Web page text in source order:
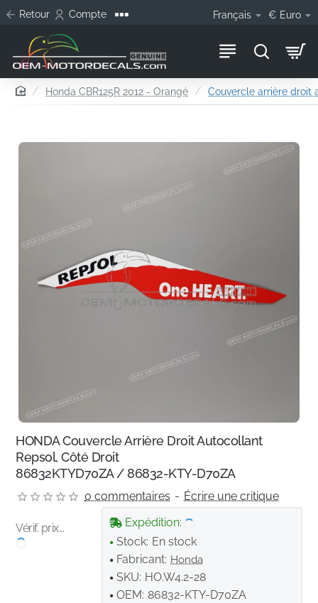
Retour Compte Français € Euro
homeHonda CBR125R 2012 - Orangé Couvercle arrière droit
HONDA Couvercle Arrière Droit Autocollant
Repsol, Côté Droit
86832KTYD70ZA / 86832-KTY-D70ZA
0 commentaires - Écrire une critique
Vérif. prix...
Expédition:
Stock: En stock
Fabricant: Honda
SKU: HO.W4.2-28
OEM: 86832-KTY-D70ZA